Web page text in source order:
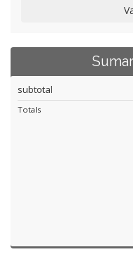
subtotal
Totals